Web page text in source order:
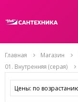
Главная Магазин
01. Внутренняя (серая)